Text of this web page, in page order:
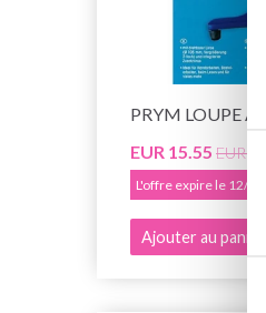
PRYM LOUPE À
EUR 15.55 EUR
L'offre expire le 12/08/
Ajouter au panier